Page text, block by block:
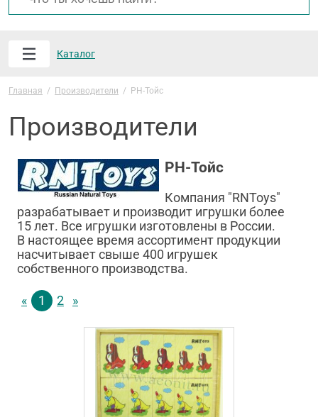
Каталог
Главная / Производители / РН-Тойс
Производители
РН-Тойс
Компания "RNToys"
разрабатывает и производит игрушки более
15 лет. Все игрушки изготовлены в России.
В настоящее время ассортимент продукции
насчитывает свыше 400 игрушек
собственного производства.
« 1 2 »